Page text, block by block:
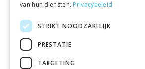
van hun diensten. Privacybeleid
STRIKT NOODZAKELIJK
PRESTATIE
TARGETING